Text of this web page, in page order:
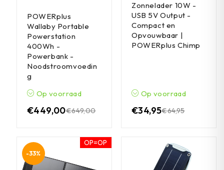
POWERplus
Wallaby Portable
Powerstation
400Wh -
Powerbank -
Noodstroomvoedin
g
Op voorraad
€649,00
€449,00
Zonnelader 10W -
USB 5V Output -
Compact en
Opvouwbaar |
POWERplus Chimp
Op voorraad
€64,95
€34,95
OP=OP
-33%